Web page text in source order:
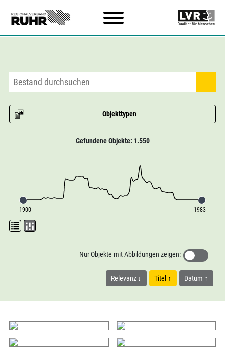
Objekttypen
Gefundene Objekte: 1.550
1900 1983
Relevanz Titel Datum
Nur Objekte mit Abbildungen zeigen: